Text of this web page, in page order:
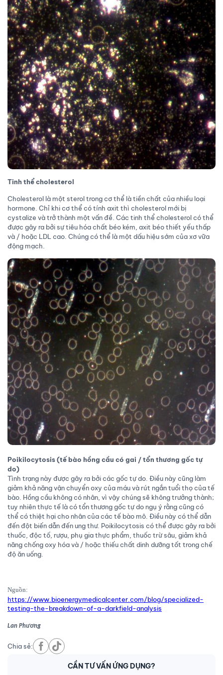
Tinh thể cholesterol
Cholesterol là một sterol trong cơ thể là tiền chất của nhiều loại
hormone. Chỉ khi cơ thể có tính axit thì cholesterol mới bị
cystalize và trở thành một vấn đề. Các tinh thể cholesterol có thể
được gây ra bởi sự tiêu hóa chất béo kém, axit béo thiết yếu thấp
và / hoặc LDL cao. Chúng có thể là một dấu hiệu sớm của xơ vữa
động mạch.
Poikilocytosis (tế bào hồng cầu có gai / tổn thương gốc tự
do)
Tình trạng này được gây ra bởi các gốc tự do. Điều này cũng làm
giảm khả năng vận chuyển oxy của máu và rút ngắn tuổi thọ của tế
bào. Hồng cầu không có nhân, vì vậy chúng sẽ không trưởng thành;
tuy nhiên thực tế là có tổn thương gốc tự do ngụ ý rằng cũng có
thể có thiệt hại cho nhân của các tế bào mô. Điều này có thể dẫn
đến đột biến dẫn đến ung thư. Poikilocytosis có thể được gây ra bởi
thuốc, độc tố, rượu, phụ gia thực phẩm, thuốc trừ sâu, giảm khả
năng chống oxy hóa và / hoặc thiếu chất dinh dưỡng tốt trong chế
độ ăn uống.
Nguồn:
https://www.bioenergymedicalcenter.com/blog/specialized-
testing-the-breakdown-of-a-darkfield-analysis
Lan Phương
Chia sẻ:
CẦN TƯ VẤN ỨNG DỤNG?